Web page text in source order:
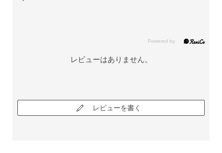
レビューはありません。
レビューを書く